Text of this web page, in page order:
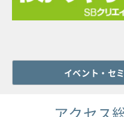
イベント・セ